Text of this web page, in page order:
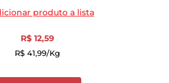
produto a lista
R$ 12,59
R$ 41,99/kg